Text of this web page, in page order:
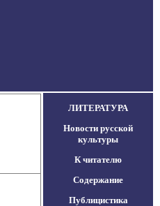
ЛИТЕРАТУРА
Новости русской
культуры
К читателю
Содержание
Публицистика